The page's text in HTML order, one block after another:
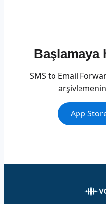
Başlamaya
SMS to Email
App